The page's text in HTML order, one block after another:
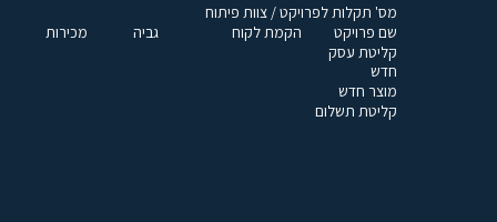
מס' תקלות לפרויקט / צוות פיתוח
שם פרויקט
הקמת לקוח גביה
מכירות
קליטת עסק
חדש
מוצר חדש
קליטת תשלום